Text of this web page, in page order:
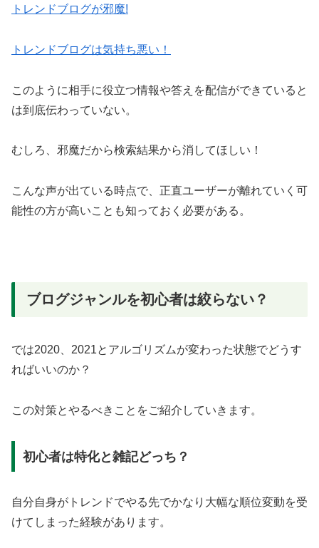
トレンドブログが邪魔!
トレンドブログは気持ち悪い！
このように相手に役立つ情報や答えを配信ができていると
は到底伝わっていない。
むしろ、邪魔だから検索結果から消してほしい！
こんな声が出ている時点で、正直ユーザーが離れていく可
能性の方が高いことも知っておく必要がある。
ブログジャンルを初心者は絞らない？
では2020、2021とアルゴリズムが変わった状態でどうす
ればいいのか？
この対策とやるべきことをご紹介していきます。
初心者は特化と雑記どっち？
自分自身がトレンドでやる先でかなり大幅な順位変動を受
けてしまった経験があります。